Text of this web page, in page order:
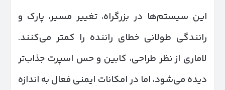
این سیستم‌ها در بزرگراه، تغییر مسیر، پارک و
رانندگی طولانی خطای راننده را کمتر می‌کنند.
لاماری از نظر طراحی، کابین و حس اسپرت جذاب‌تر
دیده می‌شود، اما در امکانات ایمنی فعال به اندازه